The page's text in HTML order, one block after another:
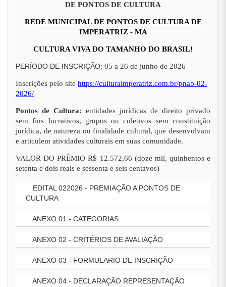
DE PONTOS DE CULTURA
REDE MUNICIPAL DE PONTOS DE CULTURA DE
IMPERATRIZ - MA
CULTURA VIVA DO TAMANHO DO BRASIL!
PERÍODO DE INSCRIÇÃO: 05 a 26 de junho de 2026
Inscrições pelo site https://culturaimperatriz.com.br/pnab-02-
2026/
Pontos de Cultura: entidades jurídicas de direito privado
sem fins lucrativos, grupos ou coletivos sem constituição
jurídica, de natureza ou finalidade cultural, que desenvolvam
e articulem atividades culturais em suas comunidade.
VALOR DO PRÊMIO R$ 12.572,66 (doze mil, quinhentos e
setenta e dois reais e sessenta e seis centavos)
EDITAL 022026 - PREMIAÇÃO A PONTOS DE
CULTURA
ANEXO 01 - CATEGORIAS
ANEXO 02 - CRITÉRIOS DE AVALIAÇÃO
ANEXO 03 - FORMULARIO DE INSCRIÇÃO
ANEXO 04 - DECLARAÇÃO REPRESENTAÇÃO